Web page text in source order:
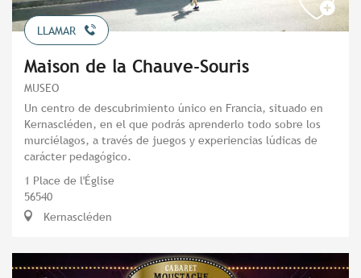
LLAMAR
Maison de la Chauve-Souris
MUSEO
Un centro de descubrimiento único en Francia, situado en
Kernascléden, en el que podrás aprenderlo todo sobre los
murciélagos, a través de juegos y experiencias lúdicas de
carácter pedagógico.
1 Place de l'Église
56540
Kernascléden